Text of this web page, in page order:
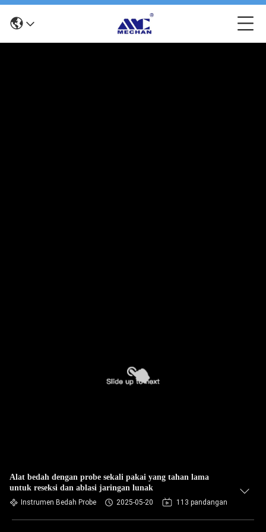
Alat bedah dengan probe sekali pakai yang tahan lama
untuk reseksi dan ablasi jaringan lunak
Instrumen Bedah Probe 2025-05-20 113 pandangan